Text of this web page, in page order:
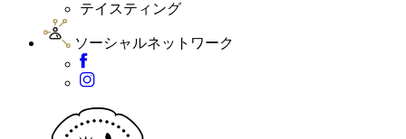
テイスティング
ソーシャルネットワーク